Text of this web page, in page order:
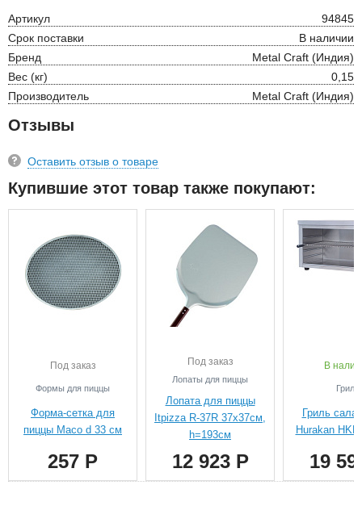
Артикул
94845
Срок поставки
В наличии
Бренд
Metal Craft (Индия)
Вес (кг)
0,15
Производитель
Metal Craft (Индия)
Отзывы
Оставить отзыв о товаре
Купившие этот товар также покупают:
Под заказ
Формы для пиццы
Форма-сетка для
пиццы Maco d 33 см
257 Р
Под заказ
Лопаты для пиццы
Лопата для пиццы
Itpizza R-37R 37х37см,
h=193см
12 923 Р
В
Грили
Гриль
Hurakan
19